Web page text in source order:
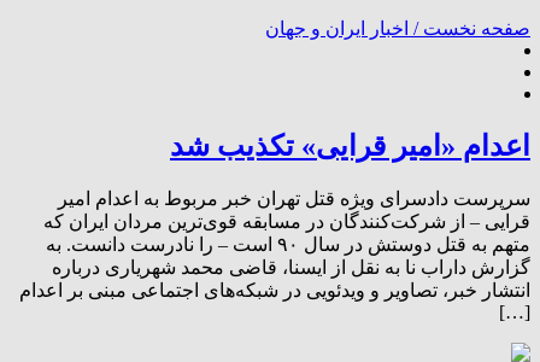
صفحه نخست / اخبار ایران و جهان
اعدام «امیر قرایی» تکذیب شد
سرپرست دادسرای ویژه قتل تهران خبر مربوط به اعدام امیر
قرایی – از شرکت‌کنندگان در مسابقه قوی‌ترین مردان ایران که‌
متهم به قتل دوستش در سال ۹۰ است – را نادرست دانست. به
گزارش داراب نا به نقل از ایسنا، قاضی محمد شهریاری درباره
انتشار خبر، تصاویر و ویدئویی در شبکه‌های اجتماعی مبنی بر اعدام
[…]